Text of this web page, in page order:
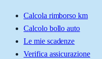
Calcola rimborso km
Calcolo bollo auto
Le mie scadenze
Verifica assicurazione